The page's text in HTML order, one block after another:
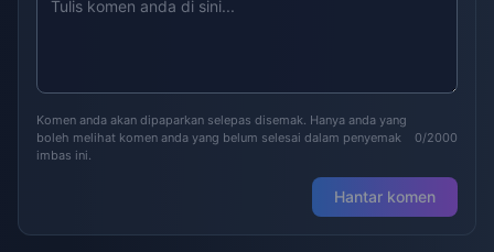
Komen anda akan dipaparkan selepas disemak. Hanya anda yang
boleh melihat komen anda yang belum selesai dalam penyemak
imbas ini.
0/2000
Hantar komen